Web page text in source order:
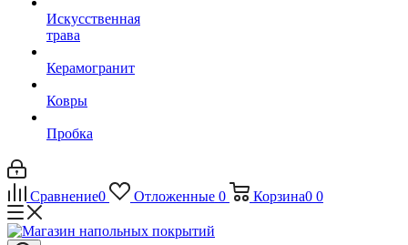
Искусственная
трава
Керамогранит
Ковры
Пробка
Сравнение0 Отложенные 0 Корзина0 0